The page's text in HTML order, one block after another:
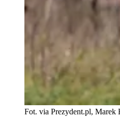
Fot. via Prezydent.pl, Marek